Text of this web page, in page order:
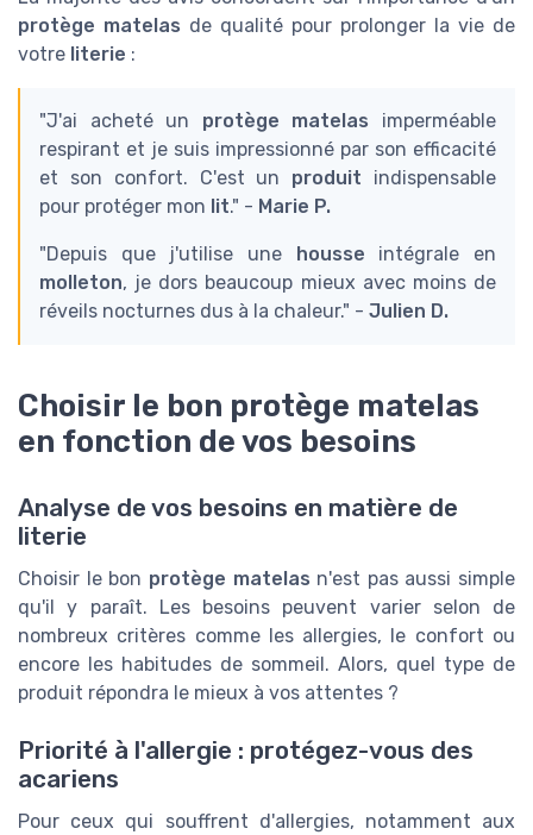
protège matelas de qualité pour prolonger la vie de
votre literie :
"J'ai acheté un protège matelas imperméable
respirant et je suis impressionné par son efficacité
et son confort. C'est un produit indispensable
pour protéger mon lit." - Marie P.
"Depuis que j'utilise une housse intégrale en
molleton, je dors beaucoup mieux avec moins de
réveils nocturnes dus à la chaleur." - Julien D.
Choisir le bon protège matelas
en fonction de vos besoins
Analyse de vos besoins en matière de
literie
Choisir le bon protège matelas n'est pas aussi simple
qu'il y paraît. Les besoins peuvent varier selon de
nombreux critères comme les allergies, le confort ou
encore les habitudes de sommeil. Alors, quel type de
produit répondra le mieux à vos attentes ?
Priorité à l'allergie : protégez-vous des
acariens
Pour ceux qui souffrent d'allergies, notamment aux